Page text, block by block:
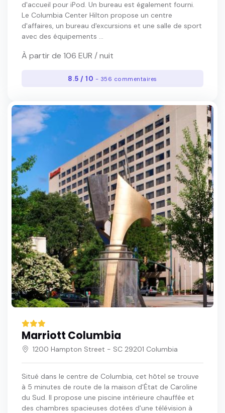
d'accueil pour iPod. Un bureau est également fourni.
Le Columbia Center Hilton propose un centre
d'affaires, un bureau d'excursions et une salle de sport
avec des équipements ...
À partir de 106 EUR / nuit
8.5 / 10 - 356 commentaires
Marriott Columbia
1200 Hampton Street - SC 29201 Columbia
Situé dans le centre de Columbia, cet hôtel se trouve
à 5 minutes de route de la maison d'État de Caroline
du Sud. Il propose une piscine intérieure chauffée et
des chambres spacieuses dotées d'une télévision à